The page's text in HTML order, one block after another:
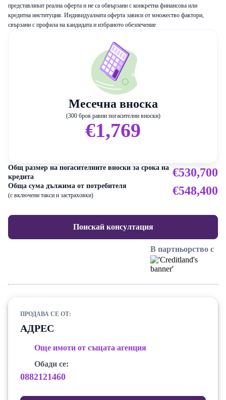
представляват реална оферта и не са обвързани с конкретна финансова или
кредитна институция. Индивидуалната оферта зависи от множество фактори,
свързани с профила на кандидата и избраното обезпечение
Месечна вноска
(300 броя равни погасителни вноски)
€1,769
Общ размер на погасителните вноски за срока на
кредита
€530,700
Обща сума дължима от потребителя
(с включени такси и застраховки) €548,400
Поискай консултация
В партньорство с
ПРОДАВА СЕ ОТ:
АДРЕС
Още имоти от същата агенция
Обади се:
0882121460